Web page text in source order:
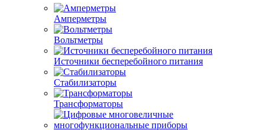
Амперметры
Вольтметры
Источники бесперебойного питания
Стабилизаторы
Трансформаторы